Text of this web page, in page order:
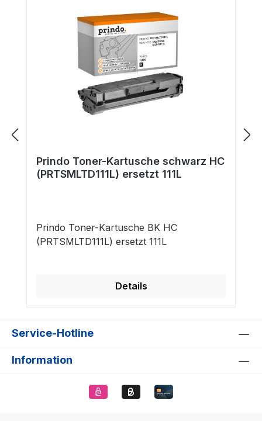
Prindo Toner-Kartusche schwarz HC
(PRTSMLTD111L) ersetzt 111L
Prindo Toner-Kartusche BK HC
(PRTSMLTD111L) ersetzt 111L
Details
Service-Hotline
Information